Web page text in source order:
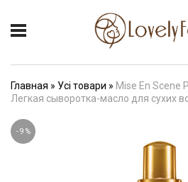
Главная » Усі товари » Mise En Scene
Легкая сыворотка-масло для сухих
-9 %